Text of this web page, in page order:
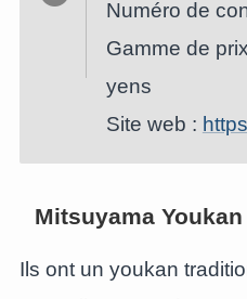
Numéro de
Gamme de
yens
Site web :
Mitsuyama
Ils ont un youkan